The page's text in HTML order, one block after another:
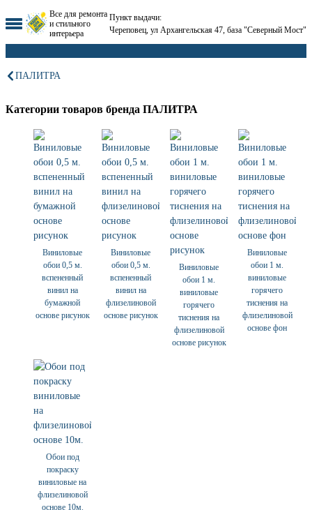
Все для ремонта
и стильного
интерьера
Пункт выдачи:
Череповец, ул Архангельская 47, база "Северный Мост"
ПАЛИТРА
Категории товаров бренда ПАЛИТРА
Виниловые
обои 0,5 м.
вспененный
винил на
бумажной
основе рисунок
Виниловые
обои 0,5 м.
вспененный
винил на
флизелиновой
основе рисунок
Виниловые
обои 1 м.
виниловые
горячего
тиснения на
флизелиновой
основе рисунок
Виниловые
обои 1 м.
виниловые
горячего
тиснения на
флизелиновой
основе фон
Обои под
покраску
виниловые на
флизелиновой
основе 10м.